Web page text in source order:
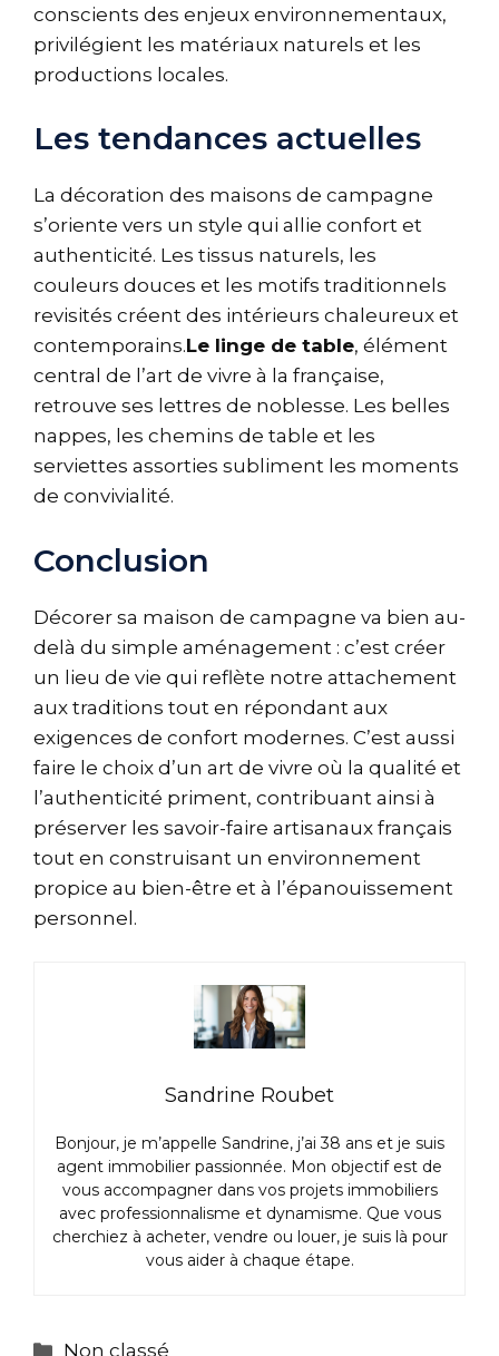
conscients des enjeux environnementaux,
privilégient les matériaux naturels et les
productions locales.
Les tendances actuelles
La décoration des maisons de campagne
s’oriente vers un style qui allie confort et
authenticité. Les tissus naturels, les
couleurs douces et les motifs traditionnels
revisités créent des intérieurs chaleureux et
contemporains.Le linge de table, élément
central de l’art de vivre à la française,
retrouve ses lettres de noblesse. Les belles
nappes, les chemins de table et les
serviettes assorties subliment les moments
de convivialité.
Conclusion
Décorer sa maison de campagne va bien au-
delà du simple aménagement : c’est créer
un lieu de vie qui reflète notre attachement
aux traditions tout en répondant aux
exigences de confort modernes. C’est aussi
faire le choix d’un art de vivre où la qualité et
l’authenticité priment, contribuant ainsi à
préserver les savoir-faire artisanaux français
tout en construisant un environnement
propice au bien-être et à l’épanouissement
personnel.
Sandrine Roubet
Bonjour, je m’appelle Sandrine, j’ai 38 ans et je suis
agent immobilier passionnée. Mon objectif est de
vous accompagner dans vos projets immobiliers
avec professionnalisme et dynamisme. Que vous
cherchiez à acheter, vendre ou louer, je suis là pour
vous aider à chaque étape.
Catégories
Non classé